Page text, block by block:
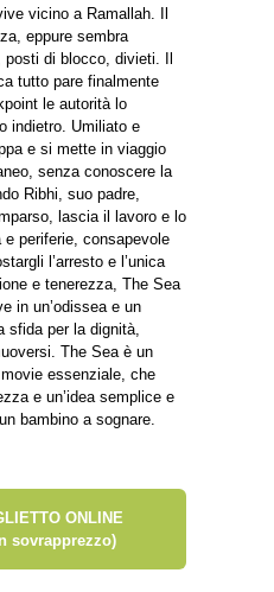
vicino a Ramallah. Il
eppure sembra
di blocco, divieti. Il
tutto pare finalmente
le autorità lo
indietro. Umiliato e
e si mette in viaggio
senza conoscere la
Ribhi, suo padre,
lascia il lavoro e lo
periferie, consapevole
l’arresto e l’unica
e tenerezza, The Sea
in un’odissea e un
sfida per la dignità,
The Sea è un
essenziale, che
e un’idea semplice e
bambino a sognare.
ONLINE
sovrapprezzo)